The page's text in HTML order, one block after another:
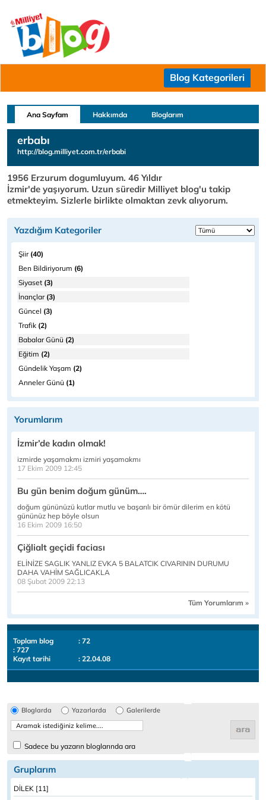
Blog Kategorileri
Ana Sayfam Hakkımda Bloglarım
erbabı
http://blog.milliyet.com.tr/erbabi
1956 Erzurum dogumluyum. 46 Yıldır
İzmir'de yaşıyorum. Uzun süredir Milliyet blog'u takip
etmekteyim. Sizlerle birlikte olmaktan zevk alıyorum.
Yazdığım Kategoriler
Şiir(40)
Ben Bildiriyorum (6)
Siyaset (3)
İnançlar(3)
Güncel (3)
Trafik (2)
Babalar Günü (2)
Eğitim (2)
Gündelik Yaşam (2)
Anneler Günü (1)
Yorumlarım
İzmir’de kadın olmak!
izmirde yaşamakmı izmiri yaşamakmı
17 Ekim 2009 12:45
Bu gün benim doğum günüm….
doğum gününüzü kutlar mutlu ve başarılı bir ömür dilerim en kötü
gününüz hep böyle olsun
16 Ekim 2009 16:50
Çiğlialt geçidi faciası
ELİNİZE SAGLIK YANLIZ EVKA 5 BALATCIK CIVARININ DURUMU
DAHA VAHİM SAĞLICAKLA
08 Şubat 2009 22:13
Tüm Yorumlarım »
Toplam blog
: 72
: 727
Kayıt tarihi
: 22.04.08
Bloglarda Yazarlarda Galerilerde
Sadece bu yazarın bloglarında ara
Gruplarım
DİLEK [11]